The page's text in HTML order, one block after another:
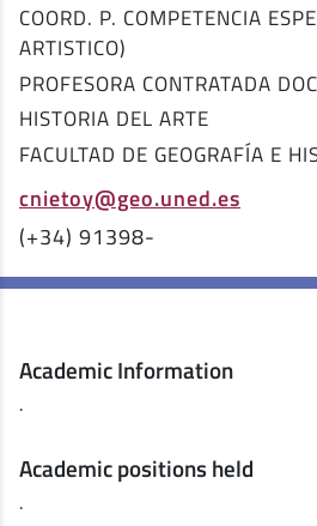
COORD. P. COMPETENCIA
ARTISTICO)
PROFESORA CONTRATADA
HISTORIA DEL ARTE
FACULTAD DE GEOGRAFÍA E
cnietoy@geo.uned.es
(+34) 91398-
Academic Information
.
Academic positions held
.